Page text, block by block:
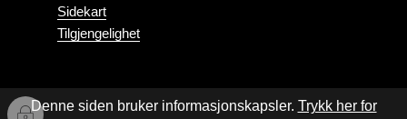
Sidekart
Tilgjengelighet
Denne siden bruker informasjonskapsler. Trykk her for